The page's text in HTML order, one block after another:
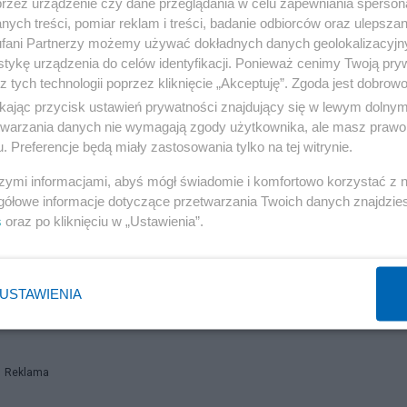
zajmowały się przedsiębiorstwa
na rachunek władcy kraju. Dzięki temu
rolnicze. A także żeliwne noże, topory, dłuta,
w kształcie patelni i dzięki bardzo cienkim
odlewnicze były w powszechnym użyciu.
III w. p.n.e. ukazał artefakty wykonane z żelaza kutego,
zostały powołane w ramach państwowego
połowie dynastii, powracając do formy
Henan, gdzie każdy z nich mógł produkować
Reklama
treści, pomiar reklam i treści, badanie odbiorców oraz
Partnerzy możemy używać dokładnych danych
urządzenia do celów identyfikacji. Ponieważ cenimy Twoją
tych technologii poprzez kliknięcie „Akceptuję”. Zgoda jest
przycisk ustawień prywatności znajdujący się w lewym
danych nie wymagają zgody użytkownika, ale masz
Preferencje będą miały zastosowania tylko na tej witrynie.
informacjami, abyś mógł świadomie i komfortowo korzystać z
informacje dotyczące przetwarzania Twoich danych
oraz po kliknięciu w „Ustawienia”.
USTAWIENIA